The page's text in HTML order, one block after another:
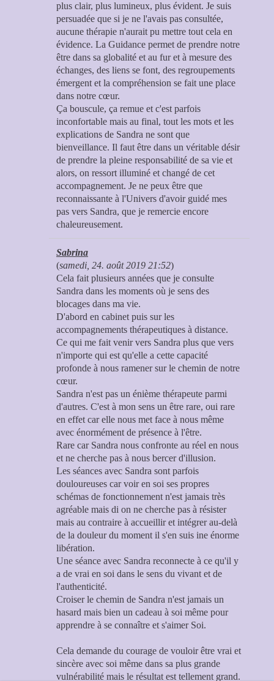
plus clair, plus lumineux, plus évident. Je suis
persuadée que si je ne l'avais pas consultée,
aucune thérapie n'aurait pu mettre tout cela en
évidence. La Guidance permet de prendre notre
être dans sa globalité et au fur et à mesure des
échanges, des liens se font, des regroupements
émergent et la compréhension se fait une place
dans notre cœur.
Ça bouscule, ça remue et c'est parfois
inconfortable mais au final, tout les mots et les
explications de Sandra ne sont que
bienveillance. Il faut être dans un véritable désir
de prendre la pleine responsabilité de sa vie et
alors, on ressort illuminé et changé de cet
accompagnement. Je ne peux être que
reconnaissante à l'Univers d'avoir guidé mes
pas vers Sandra, que je remercie encore
chaleureusement.
Sabrina
(samedi, 24. août 2019 21:52)
Cela fait plusieurs années que je consulte
Sandra dans les moments où je sens des
blocages dans ma vie.
D'abord en cabinet puis sur les
accompagnements thérapeutiques à distance.
Ce qui me fait venir vers Sandra plus que vers
n'importe qui est qu'elle a cette capacité
profonde à nous ramener sur le chemin de notre
cœur.
Sandra n'est pas un énième thérapeute parmi
d'autres. C'est à mon sens un être rare, oui rare
en effet car elle nous met face à nous même
avec énormément de présence à l'être.
Rare car Sandra nous confronte au réel en nous
et ne cherche pas à nous bercer d'illusion.
Les séances avec Sandra sont parfois
douloureuses car voir en soi ses propres
schémas de fonctionnement n'est jamais très
agréable mais di on ne cherche pas à résister
mais au contraire à accueillir et intégrer au-delà
de la douleur du moment il s'en suis ine énorme
libération.
Une séance avec Sandra reconnecte à ce qu'il y
a de vrai en soi dans le sens du vivant et de
l'authenticité.
Croiser le chemin de Sandra n'est jamais un
hasard mais bien un cadeau à soi même pour
apprendre à se connaître et s'aimer Soi.
Cela demande du courage de vouloir être vrai et
sincère avec soi même dans sa plus grande
vulnérabilité mais le résultat est tellement grand.